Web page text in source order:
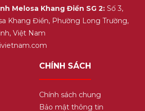
Melosa Khang Điền SG 2:Số 3,
Khang Điền, Phường Long Trường,
Việt Nam
CHÍNH SÁCH
Chính sách chung
Bảo mật thông tin